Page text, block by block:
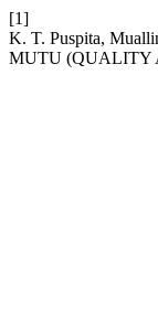
[1]
K. T. Puspita,
MUTU (QUALITY